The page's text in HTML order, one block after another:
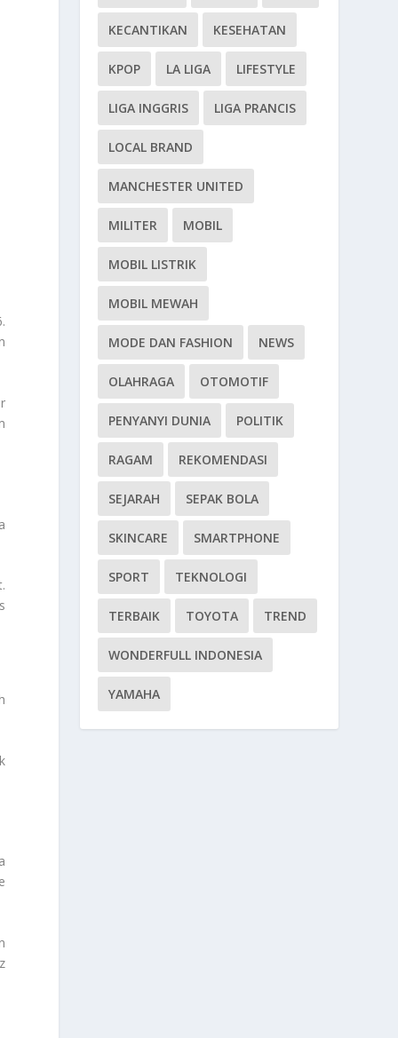
KECANTIKAN KESEHATAN
KPOP LA LIGA LIFESTYLE
LIGA INGGRIS LIGA PRANCIS
LOCAL BRAND
MANCHESTER UNITED
MILITER MOBIL
MOBIL LISTRIK
MOBIL MEWAH
MODE DAN FASHION NEWS
OLAHRAGA OTOMOTIF
PENYANYI DUNIA POLITIK
RAGAM REKOMENDASI
SEJARAH SEPAK BOLA
SKINCARE SMARTPHONE
SPORT TEKNOLOGI
TERBAIK TOYOTA TREND
WONDERFULL INDONESIA
YAMAHA